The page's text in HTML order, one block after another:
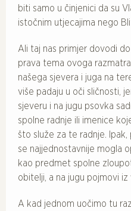
biti samo u činjenici da su
istočnim utjecajima nego
Ali taj nas primjer dovodi
prava tema ovoga
našega sjevera i juga na
više padaju u oči sličnosti,
sjeveru i na jugu psovka
spolne radnje ili imenice
što služe za te radnje.
se najjednostavnije mogla
kao predmet spolne
obitelji, a na jugu pojmovi iz
A kad jednom uočimo tu